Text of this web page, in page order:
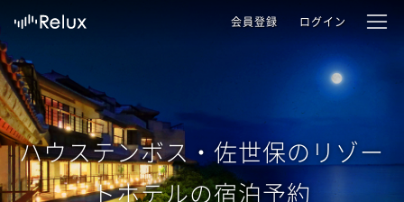
会員登録 ログイン
ハウステンボス・佐世保のリゾー
トホテルの宿泊予約